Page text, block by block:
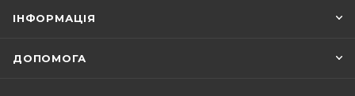
ІНФОРМАЦІЯ
ДОПОМОГА